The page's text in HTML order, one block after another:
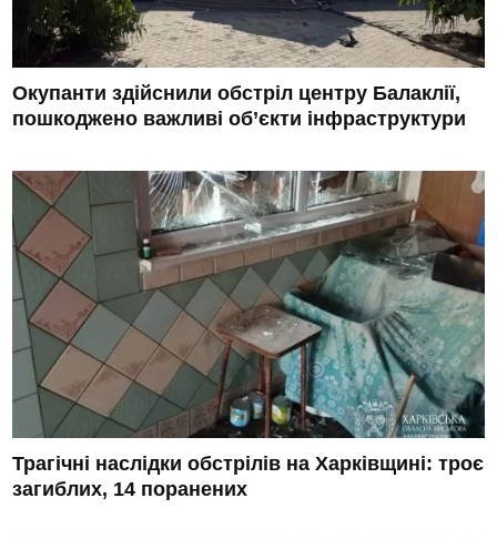
Окупанти здійснили обстріл центру Балаклії,
пошкоджено важливі об’єкти інфраструктури
Трагічні наслідки обстрілів на Харківщині: троє
загиблих, 14 поранених